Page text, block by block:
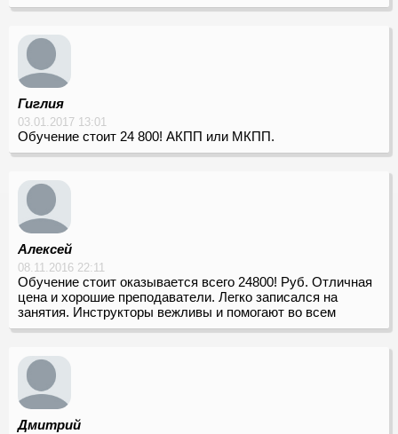
Гиглия
03.01.2017 13:01
Обучение стоит 24 800! АКПП или МКПП.
Алексей
08.11.2016 22:11
Обучение стоит оказывается всего 24800! Руб. Отличная
цена и хорошие преподаватели. Легко записался на
занятия. Инструкторы вежливы и помогают во всем
Дмитрий